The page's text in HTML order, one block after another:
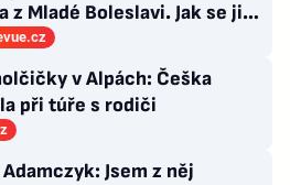
z Mladé Boleslavi. Jak se jim
do Edenu vedlo?
v Alpách: Češka
při túře s rodiči
Jsem z něj